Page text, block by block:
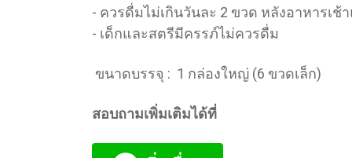
- ควรดื่มไม่เกินวันละ 2 ขวด หลังอาหารเช้
- เด็กและสตรีมีครรภ์ไม่ควรดื่ม
ขนาดบรรจุ : 1 กล่องใหญ่ (6 ขวดเล็ก)
สอบถามเพิ่มเติมได้ที่